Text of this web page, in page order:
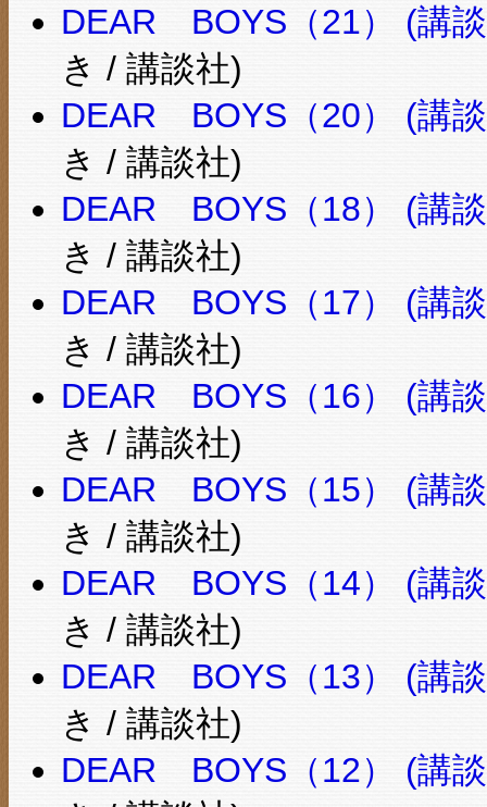
DEAR BOYS（21） (講
き / 講談社)
DEAR BOYS（20） (講
き / 講談社)
DEAR BOYS（18） (講
き / 講談社)
DEAR BOYS（17） (講
き / 講談社)
DEAR BOYS（16） (講
き / 講談社)
DEAR BOYS（15） (講
き / 講談社)
DEAR BOYS（14） (講
き / 講談社)
DEAR BOYS（13） (講
き / 講談社)
DEAR BOYS（12） (講